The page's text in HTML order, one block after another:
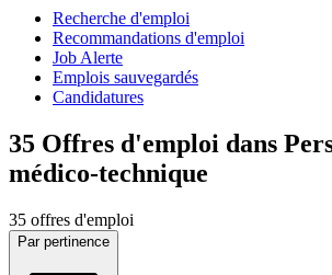
Recherche d'emploi
Recommandations d'emploi
Job Alerte
Emplois sauvegardés
Candidatures
35 Offres d'emploi dans
médico-technique
35 offres d'emploi
Par pertinence